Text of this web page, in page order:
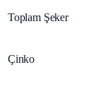
Toplam Şeker
Çinko